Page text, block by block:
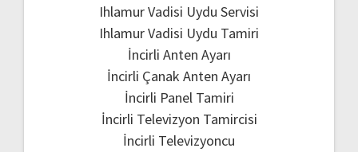
Ihlamur Vadisi Uydu Servisi
Ihlamur Vadisi Uydu Tamiri
İncirli Anten Ayarı
İncirli Çanak Anten Ayarı
İncirli Panel Tamiri
İncirli Televizyon Tamircisi
İncirli Televizyoncu